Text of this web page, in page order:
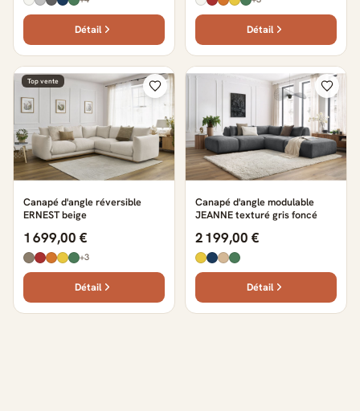
Détail Détail
Top vente
Canapé d'angle réversible
ERNEST beige
1 699,00 €
+3
Détail
Canapé d'angle modulable
JEANNE texturé gris foncé
2 199,00 €
Détail